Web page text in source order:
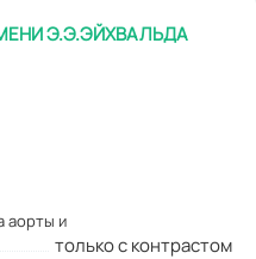
Э.Э.ЭЙХВАЛЬДА
аорты и
только с контрастом